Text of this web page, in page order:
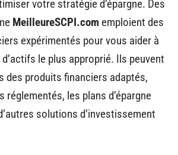
votre stratégie d’épargne. Des
MeilleureSCPI.com emploient des
expérimentés pour vous aider à
le plus approprié. Ils peuvent
des produits financiers adaptés,
réglementés, les plans d’épargne
solutions d’investissement